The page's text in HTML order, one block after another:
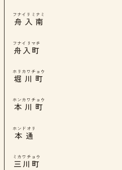
舟入南
フナイリミナミ
舟入町
フナイリマチ
堀川町
ホリカワチョウ
本川町
ホンカワチョウ
本通
ホンドオリ
三川町
ミカワチョウ